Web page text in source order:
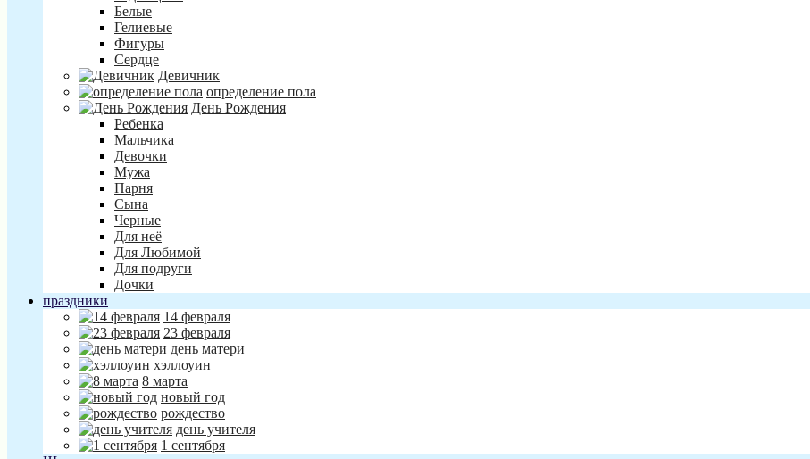
Белые
Гелиевые
Фигуры
Сердце
Девичник
определение пола
День Рождения
Ребенка
Мальчика
Девочки
Мужа
Парня
Сына
Черные
Для неё
Для Любимой
Для подруги
Дочки
праздники
14 февраля
23 февраля
день матери
хэллоуин
8 марта
новый год
рождество
день учителя
1 сентября